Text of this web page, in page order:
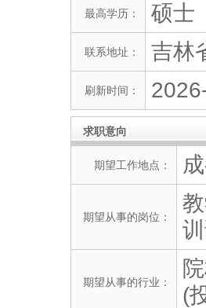
最高学历： 硕士
联系地址： 吉林
刷新时间：
求职意向
期望工作地点：
期望从事的岗位：
期望从事的行业：
(